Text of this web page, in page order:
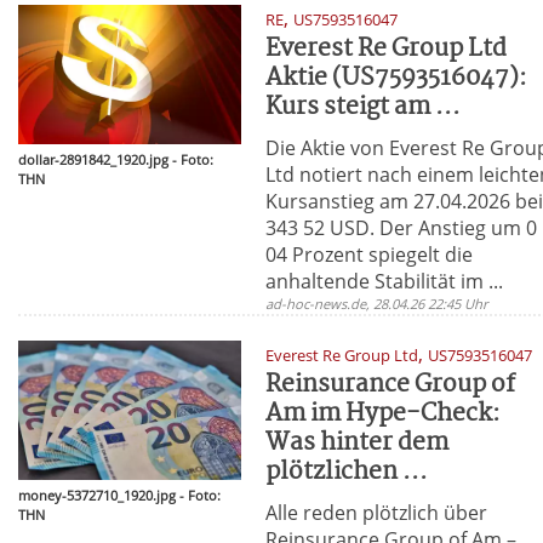
dollar-2891842_1920.jpg - Foto:
THN
RE, US7593516047
Everest Re Group Ltd
Aktie (US7593516047):
Kurs steigt am ...
Die Aktie von Everest Re
Ltd notiert nach einem
Kursanstieg am 27.04.2026 bei
343 52 USD. Der Anstieg um 0
04 Prozent spiegelt die
anhaltende Stabilität im ...
ad-hoc-news.de, 28.04.26 22:45 Uhr
money-5372710_1920.jpg - Foto:
THN
Everest Re Group Ltd, US7593516047
Reinsurance Group of
Am im Hype-Check:
Was hinter dem
plötzlichen ...
Alle reden plötzlich über